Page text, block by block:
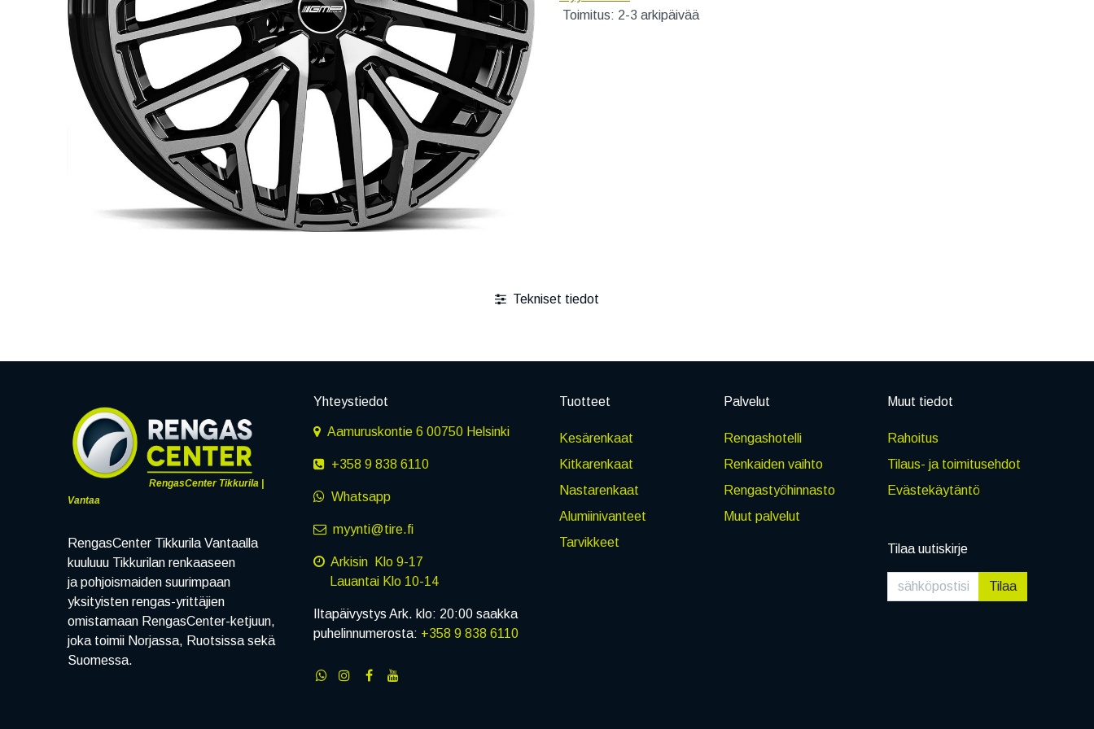
Toimitus: 2-3 arkipäivää
Tekniset tiedot
RengasCenter Tikkurila |
Vantaa
RengasCenter Tikkurila Vantaalla
kuuluuu Tikkurilan renkaaseen
ja pohjoismaiden suurimpaan
yksityisten rengas-yrittäjien
omistamaan RengasCenter-ketjuun,
joka toimii Norjassa, Ruotsissa sekä
Suomessa.
Yhteystiedot
Aamuruskontie 6 00750 Helsinki
+358 9 838 6110
Whatsapp
myynti@tire.fi
Arkisin Klo 9-17
Lauantai Klo 10-14
Iltapäivystys Ark. klo: 20:00 saakka
puhelinnumerosta: +358 9 838 6110
Tuotteet
Kesärenkaat
Kitkarenkaat
Nastarenkaat
Alumiinivanteet
Tarvikkeet
Palvelut
Rengashotelli
Renkaiden vaihto
Rengastyöhinnasto
Muut palvelut
Muut tiedot
Rahoitus
Tilaus- ja toimitusehdot
Evästekäytäntö
Tilaa uutiskirje
Tilaa